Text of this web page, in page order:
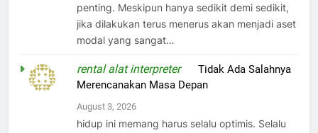
penting. Meskipun hanya sedikit demi sedikit,
jika dilakukan terus menerus akan menjadi aset
modal yang sangat…
rental alat interpreteronTidak Ada Salahnya
Merencanakan Masa Depan
August 3, 2026
hidup ini memang harus selalu optimis. Selalu